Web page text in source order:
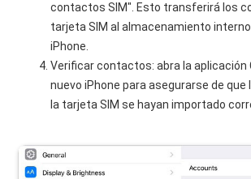
contactos SIM". Esto transferirá los
tarjeta SIM al almacenamiento
iPhone.
Verificar contactos: abra la aplicación
nuevo iPhone para asegurarse de
la tarjeta SIM se hayan importado